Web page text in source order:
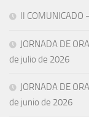
II COMUNICADO
JORNADA DE
de julio de 2026
JORNADA DE
de junio de 2026